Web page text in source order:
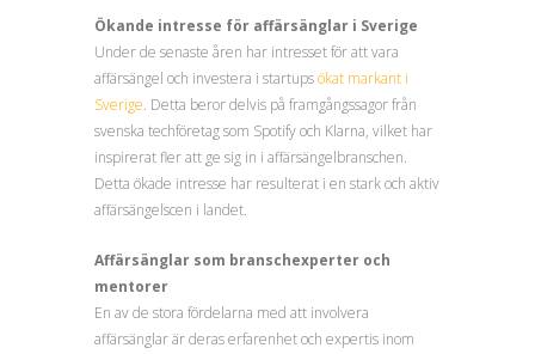
Ökande intresse för affärsänglar i Sverige
Under de senaste åren har intresset för att vara
affärsängel och investera i startupsökat markant i
Sverige. Detta beror delvis på framgångssagor från
svenska techföretag som Spotify och Klarna, vilket har
inspirerat fler att ge sig in i affärsängelbranschen.
Detta ökade intresse har resulterat i en stark och aktiv
affärsängelscen i landet.
Affärsänglar som branschexperter och
mentorer
En av de stora fördelarna med att involvera
affärsänglar är deras erfarenhet och expertis inom